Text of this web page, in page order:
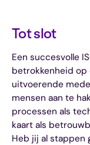
Tot slot
Een succesvolle
betrokkenheid op
uitvoerende
mensen aan te
processen als
kaart als
Heb jij al stappen